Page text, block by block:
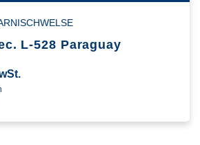
L-528 Paraguay